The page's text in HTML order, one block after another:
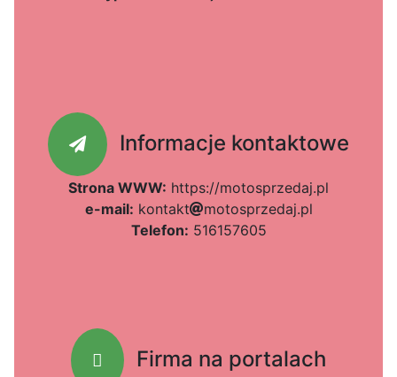
Informacje kontaktowe
Strona WWW: https://motosprzedaj.pl
e-mail: ke
ontakt87mot7a
osprze81
daj69d
.p8l
Telefon: 516157605
Firma na portalach